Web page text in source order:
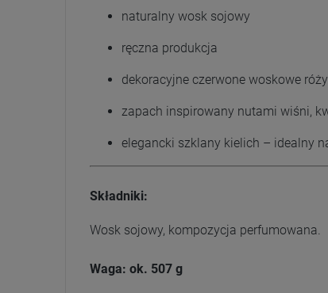
naturalny wosk sojowy
ręczna produkcja
dekoracyjne czerwone woskowe
zapach inspirowany nutami wiśni,
elegancki szklany kielich – idealny
Składniki:
Wosk sojowy, kompozycja perfumowana.
Waga: ok. 507 g